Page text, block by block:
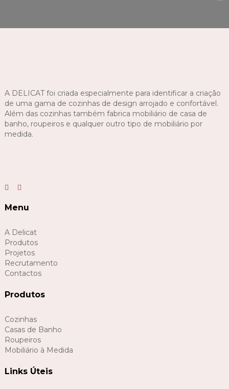
A DELICAT foi criada especialmente para identificar a criação
de uma gama de cozinhas de design arrojado e confortável.
Além das cozinhas também fabrica mobiliário de casa de
banho, roupeiros e qualquer outro tipo de mobiliário por
medida.
Menu
A Delicat
Produtos
Projetos
Recrutamento
Contactos
Produtos
Cozinhas
Casas de Banho
Roupeiros
Mobiliário à Medida
Links Úteis